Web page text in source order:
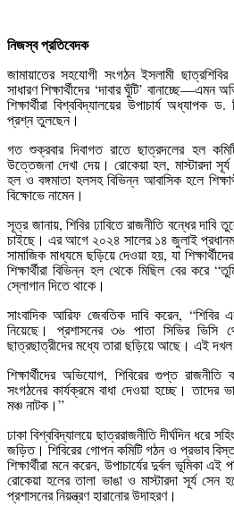
নিজস্ব প্রতিবেদক
জামায়াতের সহযোগী সংগঠন ইসলামী ছাত্রশিবির
সাধারণ শিক্ষার্থীদের ‘দাবার ঘুঁটি’
শিক্ষার্থীরা বিশ্ববিদ্যালয়ের উপাচার্য অধ্যাপক
প্রশ্ন তুলছেন।
গত শুক্রবার দিবাগত রাতে ছাত্রদলের হল
উত্তেজনা দেখা দেয়। রোকেয়া হল, মাস্টারদা
হল ও বঙ্গমাতা হলসহ বিভিন্ন আবাসিক হলে
বিক্ষোভে নামেন।
সূত্র জানায়, শিবির ঢাবিতে রাজনীতি বন্ধের দাবি
চাইছে। এর আগে ২০২৪ সালের ১৪ জুলাই
সামাজিক মাধ্যমে ছড়িয়ে দেওয়া হয়, যা
শিক্ষার্থীরা বিভিন্ন হল থেকে মিছিল বের করে
স্লোগান দিতে থাকে।
সাংবাদিক আরিফ জেবতিক দাবি করেন, “শিবির
নিয়েছে। প্রশাসনের ৩৬ পাতা সিভির
ছাত্রছাত্রীদের মধ্যে তারা ছড়িয়ে আছে। এই দখল
শিক্ষার্থীদের অভিযোগ, শিবিরের গুপ্ত
সংগঠনের কার্যক্রমে বাধা দেওয়া হচ্ছে। তাদের
মঞ্চ নাটক।”
ঢাকা বিশ্ববিদ্যালয়ে ছাত্ররাজনীতি দীর্ঘদিন ধরে
জড়িত। শিবিরের গোপন কমিটি গঠন ও প্রভাব
শিক্ষার্থীরা মনে করেন, উপাচার্যের দুর্বল ভূমিকা
রোকেয়া হলের তালা ভাঙা ও মাস্টারদা সূর্য সেন
প্রশাসনের নিয়ন্ত্রণ হারানোর উদাহরণ।